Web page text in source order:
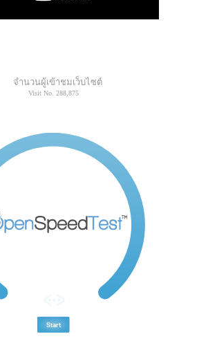
จำนวนผู้เข้าชมเว็บไซต์